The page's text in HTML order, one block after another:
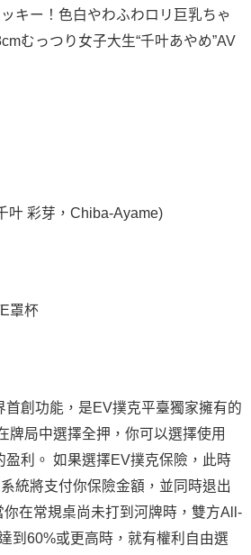
キー！色白やわふわロリ巨乳ちゃ
むっつり女子大生“千叶あやめ”AV
叶 彩芽，Chiba-Ayame)
罩杯
首創功能，是EV撲克平臺獨家擁有的
牌局中選擇全押，你可以選擇使用
盈利。 如果選擇EV撲克保險，此時
統將支付你保險金額，並同時退出
在常規桌尚未打到河牌時，雙方All-
到60%或更高時，就有權利自由選